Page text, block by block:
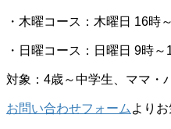
・木曜コース：木曜日 16時
・日曜コース：日曜日 9時～
対象：4歳～中学生、ママ・
お問い合わせフォーム より